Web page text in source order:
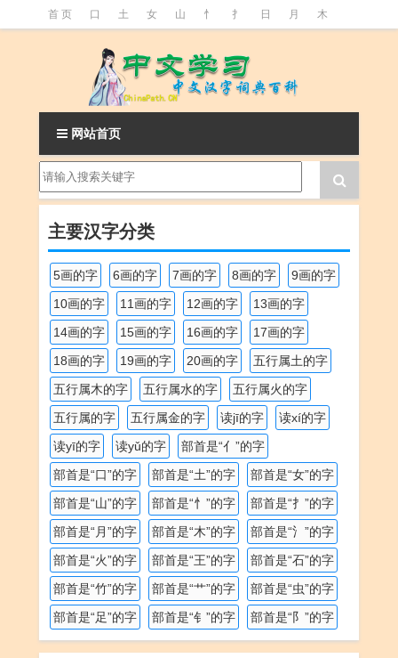
首 页 口 土 女 山 忄 扌 日 月 木
魚
网站首页
主要汉字分类
5画的字 6画的字 7画的字 8画的字
9画的字
10画的字
11画的字 12画的字
13画的字
14画的字
15画的字 16画的字
17画的字
18画的字
19画的字 20画的字
五行属土的字
五行属木的字
五行属水的字
五行属火的字
五行属的字
五行属金的字 读jī的字
读xí的字
读yī的字
读yǔ的字
部首是“亻”的字
部首是“口”的字
部首是“土”的字
部首是“女”的字
部首是“山”的字
部首是“忄”的字
部首是“扌”的字
部首是“月”的字
部首是“木”的字
部首是“氵”的字
部首是“火”的字
部首是“王”的字
部首是“石”的字
部首是“竹”的字
部首是“艹”的字
部首是“虫”的字
部首是“足”的字
部首是“钅”的字 部首是“阝”的字